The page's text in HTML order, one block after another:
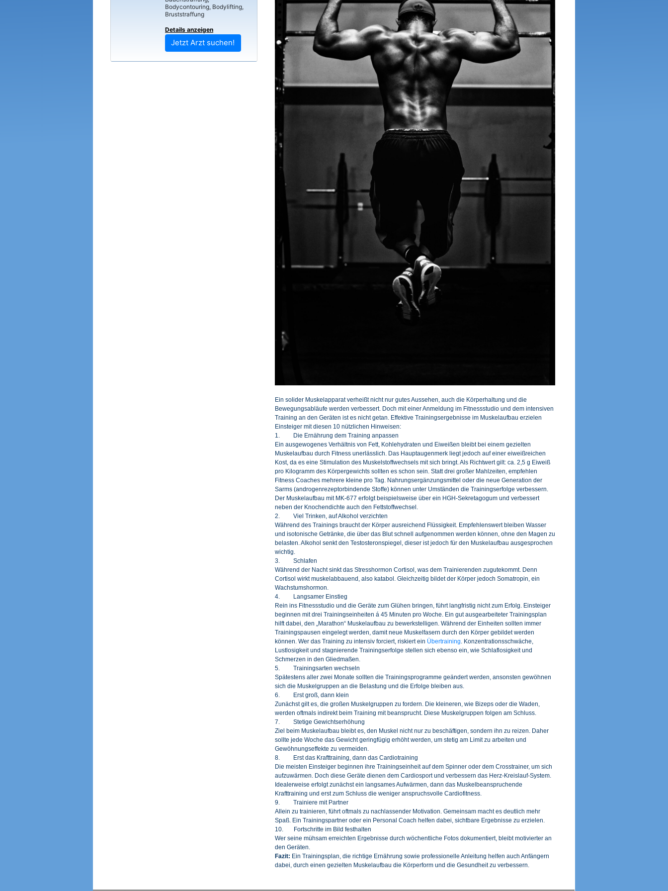
Bodycontouring, Bodylifting,
Bruststraffung
Details anzeigen
Jetzt Arzt suchen!
Ein solider Muskelapparat verheißt nicht nur gutes Aussehen, auch die Körperhaltung und die
Bewegungsabläufe werden verbessert. Doch mit einer Anmeldung im Fitnessstudio und dem intensiven
Training an den Geräten ist es nicht getan. Effektive Trainingsergebnisse im Muskelaufbau erzielen
Einsteiger mit diesen 10 nützlichen Hinweisen:
1. Die Ernährung dem Training anpassen
Ein ausgewogenes Verhältnis von Fett, Kohlehydraten und Eiweißen bleibt bei einem gezielten
Muskelaufbau durch Fitness unerlässlich. Das Hauptaugenmerk liegt jedoch auf einer eiweißreichen
Kost, da es eine Stimulation des Muskelstoffwechsels mit sich bringt. Als Richtwert gilt: ca. 2,5 g Eiweiß
pro Kilogramm des Körpergewichts sollten es schon sein. Statt drei großer Mahlzeiten, empfehlen
Fitness Coaches mehrere kleine pro Tag. Nahrungsergänzungsmittel oder die neue Generation der
Sarms (androgenrezeptorbindende Stoffe) können unter Umständen die Trainingserfolge verbessern.
Der Muskelaufbau mit MK-677 erfolgt beispielsweise über ein HGH-Sekretagogum und verbessert
neben der Knochendichte auch den Fettstoffwechsel.
2. Viel Trinken, auf Alkohol verzichten
Während des Trainings braucht der Körper ausreichend Flüssigkeit. Empfehlenswert bleiben Wasser
und isotonische Getränke, die über das Blut schnell aufgenommen werden können, ohne den Magen zu
belasten. Alkohol senkt den Testosteronspiegel, dieser ist jedoch für den Muskelaufbau ausgesprochen
wichtig.
3. Schlafen
Während der Nacht sinkt das Stresshormon Cortisol, was dem Trainierenden zugutekommt. Denn
Cortisol wirkt muskelabbauend, also katabol. Gleichzeitig bildet der Körper jedoch Somatropin, ein
Wachstumshormon.
4. Langsamer Einstieg
Rein ins Fitnessstudio und die Geräte zum Glühen bringen, führt langfristig nicht zum Erfolg. Einsteiger
beginnen mit drei Trainingseinheiten á 45 Minuten pro Woche. Ein gut ausgearbeiteter Trainingsplan
hilft dabei, den „Marathon“ Muskelaufbau zu bewerkstelligen. Während der Einheiten sollten immer
Trainingspausen eingelegt werden, damit neue Muskelfasern durch den Körper gebildet werden
können. Wer das Training zu intensiv forciert, riskiert ein Übertraining. Konzentrationsschwäche,
Lustlosigkeit und stagnierende Trainingserfolge stellen sich ebenso ein, wie Schlaflosigkeit und
Schmerzen in den Gliedmaßen.
5. Trainingsarten wechseln
Spätestens aller zwei Monate sollten die Trainingsprogramme geändert werden, ansonsten gewöhnen
sich die Muskelgruppen an die Belastung und die Erfolge bleiben aus.
6. Erst groß, dann klein
Zunächst gilt es, die großen Muskelgruppen zu fordern. Die kleineren, wie Bizeps oder die Waden,
werden oftmals indirekt beim Training mit beansprucht. Diese Muskelgruppen folgen am Schluss.
7. Stetige Gewichtserhöhung
Ziel beim Muskelaufbau bleibt es, den Muskel nicht nur zu beschäftigen, sondern ihn zu reizen. Daher
sollte jede Woche das Gewicht geringfügig erhöht werden, um stetig am Limit zu arbeiten und
Gewöhnungseffekte zu vermeiden.
8. Erst das Krafttraining, dann das Cardiotraining
Die meisten Einsteiger beginnen ihre Trainingseinheit auf dem Spinner oder dem Crosstrainer, um sich
aufzuwärmen. Doch diese Geräte dienen dem Cardiosport und verbessern das Herz-Kreislauf-System.
Idealerweise erfolgt zunächst ein langsames Aufwärmen, dann das Muskelbeanspruchende
Krafttraining und erst zum Schluss die weniger anspruchsvolle Cardiofitness.
9. Trainiere mit Partner
Allein zu trainieren, führt oftmals zu nachlassender Motivation. Gemeinsam macht es deutlich mehr
Spaß. Ein Trainingspartner oder ein Personal Coach helfen dabei, sichtbare Ergebnisse zu erzielen.
10. Fortschritte im Bild festhalten
Wer seine mühsam erreichten Ergebnisse durch wöchentliche Fotos dokumentiert, bleibt motivierter an
den Geräten.
Fazit: Ein Trainingsplan, die richtige Ernährung sowie professionelle Anleitung helfen auch Anfängern
dabei, durch einen gezielten Muskelaufbau die Körperform und die Gesundheit zu verbessern.